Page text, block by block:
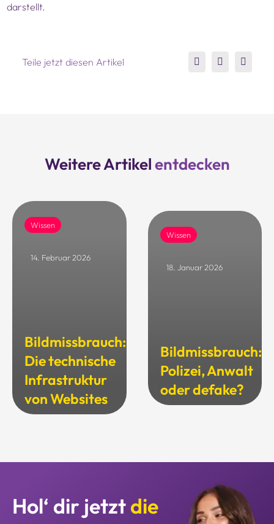
darstellt.
Teile jetzt diesen Artikel
Weitere Artikelentdecken
Wissen
14. Februar 2026
Bildmissbrauch:
Die technische
Infrastruktur
von Websites
Wissen
18. Januar 2026
Bildmissbrauch:
Polizei, Anwalt
oder defake?
Hol‘ dir jetztdie